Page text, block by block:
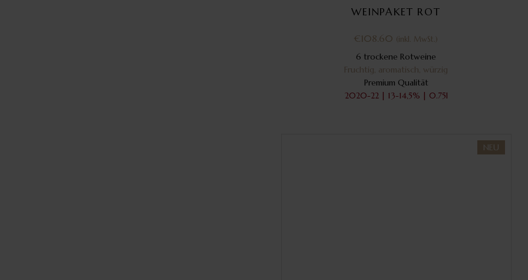
WEINPAKET ROT
€ 108.60 (inkl. MwSt.)
6 trockene Rotweine
Fruchtig, aromatisch, würzig
Premium Qualität
2020-22 | 13-14,5% | 0.75l
NEU